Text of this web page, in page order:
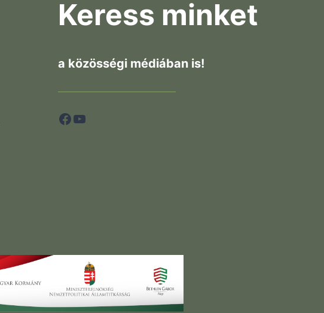
Keress minket
a közösségi médiában is!
Facebook
YouTube